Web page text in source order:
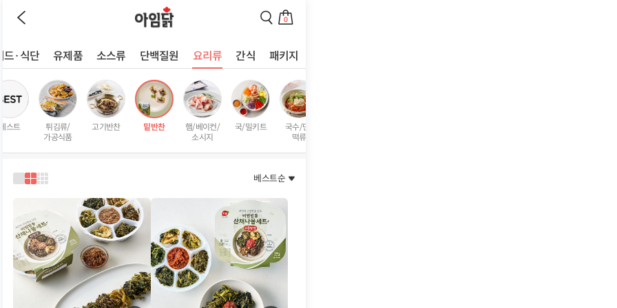
전
지
하
색
동
하
기
0
바
구
로
이
동
드·식단 유제품 소스류 단백질원 요리류 간식
패키지
리
스
트
베스트
튀김류/
가공식품
고기반찬 밑반찬
햄/베이컨/
소시지
국/밀키트
국수/면/
떡류
1
기
2
보
기
3
보
기
베스트순